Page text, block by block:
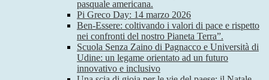
pasquale americana.
Pi Greco Day: 14 marzo 2026
Ben-Essere: coltivando i valori di pace e rispetto
nei confronti del nostro Pianeta Terra”.
Scuola Senza Zaino di Pagnacco e Università di
Udine: un legame orientato ad un futuro
innovativo e inclusivo